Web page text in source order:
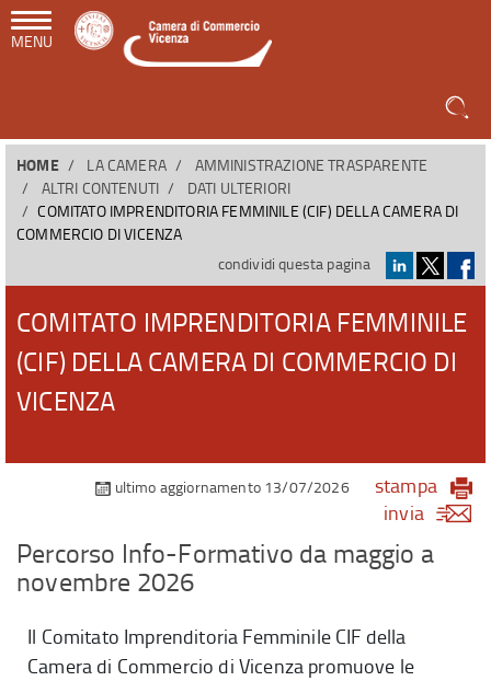
MENU
HOME LA CAMERA
AMMINISTRAZIONE TRASPARENTE
ALTRI CONTENUTI
DATI ULTERIORI
COMITATO IMPRENDITORIA FEMMINILE (CIF) DELLA CAMERA DI
COMMERCIO DI VICENZA
condividi questa pagina
COMITATO IMPRENDITORIA FEMMINILE
(CIF) DELLA CAMERA DI COMMERCIO DI
VICENZA
ultimo aggiornamento 13/07/2026
stampa
invia
Percorso Info-Formativo da maggio a
novembre 2026
Il Comitato Imprenditoria Femminile CIF della
Camera di Commercio di Vicenza promuove le